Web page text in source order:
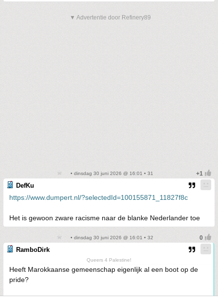
▼ Advertentie door Refinery89
• dinsdag 30 juni 2026 @ 16:01 • 31
DefKu
https://www.dumpert.nl/?selectedId=100155871_11827f8c
Het is gewoon zware racisme naar de blanke Nederlander toe
• dinsdag 30 juni 2026 @ 16:01 • 32
RamboDirk
Queers 4 Palestine!
Heeft Marokkaanse gemeenschap eigenlijk al een boot op de
pride?